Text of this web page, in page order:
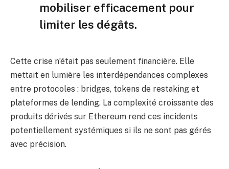
mobiliser efficacement pour
limiter les dégâts.
Cette crise n’était pas seulement financière. Elle
mettait en lumière les interdépendances complexes
entre protocoles : bridges, tokens de restaking et
plateformes de lending. La complexité croissante des
produits dérivés sur Ethereum rend ces incidents
potentiellement systémiques si ils ne sont pas gérés
avec précision.